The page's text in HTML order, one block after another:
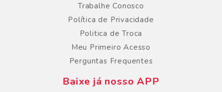
Trabalhe Conosco
Política de Privacidade
Politica de Troca
Meu Primeiro Acesso
Perguntas Frequentes
Baixe já nosso APP